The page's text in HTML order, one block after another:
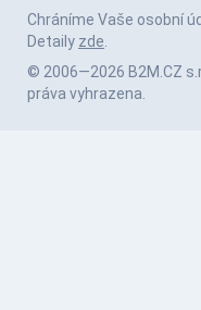
Chráníme Vaše osobní
Detaily zde.
© 2006—2026 B2M.CZ
práva vyhrazena.